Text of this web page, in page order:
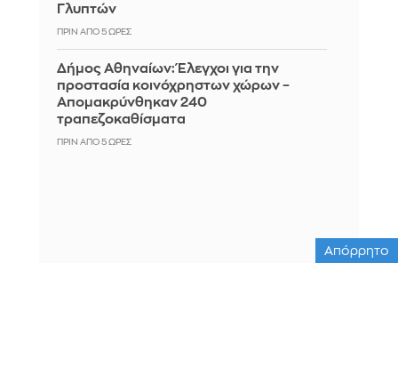
Γλυπτών
ΠΡΙΝ ΑΠΌ 5 ΏΡΕΣ
Δήμος Αθηναίων: Έλεγχοι για την
προστασία κοινόχρηστων χώρων –
Απομακρύνθηκαν 240
τραπεζοκαθίσματα
ΠΡΙΝ ΑΠΌ 5 ΏΡΕΣ
Απόρρητο